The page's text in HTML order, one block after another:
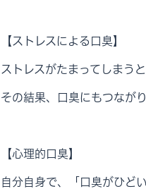
【ストレスによる口臭】
ストレスがたまってしまう
その結果、口臭にもつながり
【心理的口臭】
自分自身で、「口臭がひど